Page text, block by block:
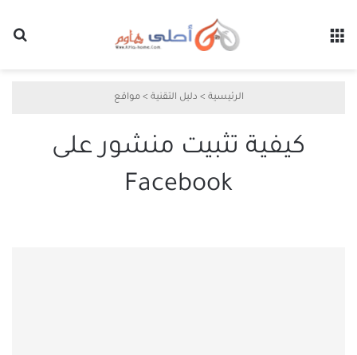
الرئيسية > دليل التقنية > مواقع
كيفية تثبيت منشور على
Facebook